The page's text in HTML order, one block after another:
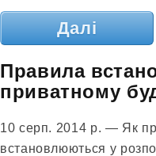
Далі
Правила
приватному
10 серп. 2014 р. — Як
встановлюються у